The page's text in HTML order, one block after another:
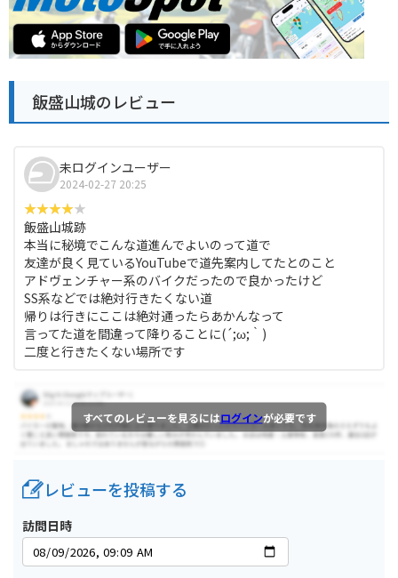
飯盛山城のレビュー
未ログインユーザー
2024-02-27 20:25
飯盛山城跡
本当に秘境でこんな道進んでよいのって道で
友達が良く見ているYouTubeで道先案内してたとのこと
アドヴェンチャー系のバイクだったので良かったけど
SS系などでは絶対行きたくない道
帰りは行きにここは絶対通ったらあかんなって
言ってた道を間違って降りることに(´;ω;｀)
二度と行きたくない場所です
すべてのレビューを見るにはログインが必要です
レビューを投稿する
訪問日時